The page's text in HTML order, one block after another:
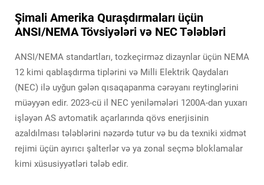
Şimali Amerika Quraşdırmaları üçün
ANSI/NEMA Tövsiyələri və NEC Tələbləri
ANSI/NEMA standartları, tozkeçirməz dizaynlar üçün NEMA
12 kimi qablaşdırma tiplərini və Milli Elektrik Qaydaları
(NEC) ilə uyğun gələn qısaqapanma cərəyanı reytinglərini
müəyyən edir. 2023-cü il NEC yeniləmələri 1200A-dan yuxarı
işləyən AS avtomatik açarlarında qövs enerjisinin
azaldılması tələblərini nəzərdə tutur və bu da texniki xidmət
rejimi üçün ayırıcı şalterlər və ya zonal seçmə bloklamalar
kimi xüsusiyyətləri tələb edir.